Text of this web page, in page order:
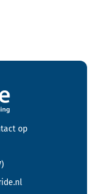
op